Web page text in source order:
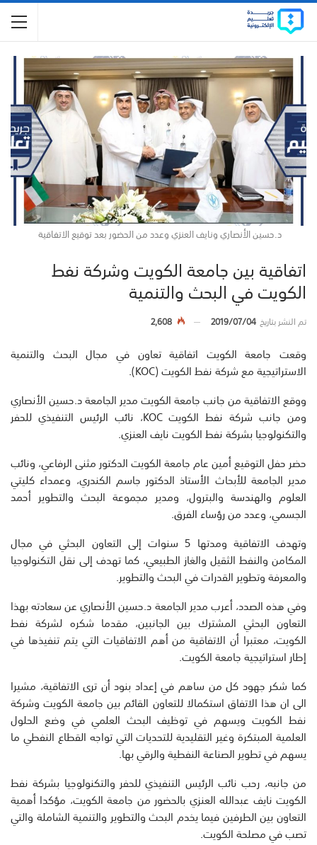
د.حسين الأنصاري ونايف العنزي وعدد من الحضور بعد توقيع الاتفاقية
اتفاقية بين جامعة الكويت وشركة نفط
الكويت في البحث والتنمية
تم النشر بتاريخ2019/07/04
2,608
وقعت جامعة الكويت اتفاقية تعاون في مجال البحث والتنمية
الاستراتيجية مع شركة نفط الكويت (KOC).
ووقع الاتفاقية من جانب جامعة الكويت مدير الجامعة د.حسين الأنصاري
ومن جانب شركة نفط الكويت KOC، نائب الرئيس التنفيذي للحفر
والتكنولوجيا بشركة نفط الكويت نايف العنزي.
حضر حفل التوقيع أمين عام جامعة الكويت الدكتور مثنى الرفاعي، ونائب
مدير الجامعة للأبحاث الأستاذ الدكتور جاسم الكندري، وعمداء كليتي
العلوم والهندسة والبترول، ومدير مجموعة البحث والتطوير أحمد
الجسمي، وعدد من رؤساء الفرق.
وتهدف الاتفاقية ومدتها 5 سنوات إلى التعاون البحثي في مجال
المكامن والنفط الثقيل والغاز الطبيعي، كما تهدف إلى نقل التكنولوجيا
والمعرفة وتطوير القدرات في البحث والتطوير.
وفي هذه الصدد، أعرب مدير الجامعة د.حسين الأنصاري عن سعادته بهذا
التعاون البحثي المشترك بين الجانبين، مقدما شكره لشركة نفط
الكويت، معتبرا أن الاتفاقية من أهم الاتفاقيات التي يتم تنفيذها في
إطار استراتيجية جامعة الكويت.
كما شكر جهود كل من ساهم في إعداد بنود أن ترى الاتفاقية، مشيرا
الى ان هذا الاتفاق استكمالا للتعاون القائم بين جامعة الكويت وشركة
نفط الكويت ويسهم في توظيف البحث العلمي في وضع الحلول
العلمية المبتكرة وغير التقليدية للتحديات التي تواجه القطاع النفطي ما
يسهم في تطوير الصناعة النفطية والرقي بها.
من جانبه، رحب نائب الرئيس التنفيذي للحفر والتكنولوجيا بشركة نفط
الكويت نايف عبدالله العنزي بالحضور من جامعة الكويت، مؤكدا أهمية
التعاون بين الطرفين فيما يخدم البحث والتطوير والتنمية الشاملة والتي
تصب في مصلحة الكويت.